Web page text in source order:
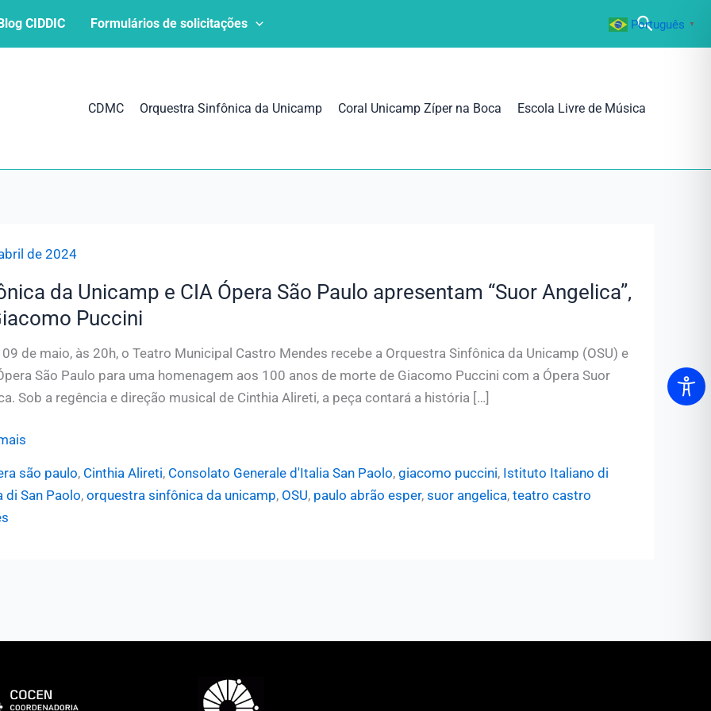
CIDDIC Formulários de solicitações
CDMC Orquestra Sinfônica da Unicamp Coral Unicamp Zíper na Boca Escola Livre de Música
de 2024
da Unicamp e CIA Ópera São Paulo apresentam “Suor Angelica”,
Puccini
de maio, às 20h, o Teatro Municipal Castro Mendes recebe a Orquestra Sinfônica da Unicamp (OSU) e
São Paulo para uma homenagem aos 100 anos de morte de Giacomo Puccini com a Ópera Suor
Sob a regência e direção musical de Cinthia Alireti, a peça contará a história […]
são paulo, Cinthia Alireti, Consolato Generale d'Italia San Paolo, giacomo puccini, Istituto Italiano di
di San Paolo, orquestra sinfônica da unicamp, OSU, paulo abrão esper, suor angelica, teatro castro
Português ▼